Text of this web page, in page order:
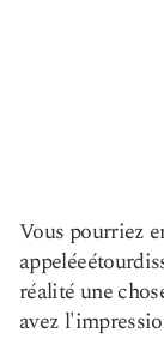
Vous pourriez
appelée
réalité une
avez